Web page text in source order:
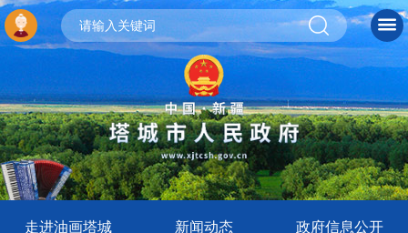
走进油画塔城 新闻动态 政府信息公开